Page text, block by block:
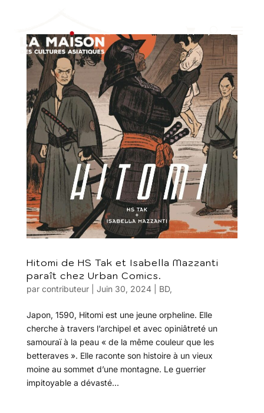
Hitomi de HS Tak et Isabella Mazzanti
paraît chez Urban Comics.
par contributeur| Juin 30, 2024| BD,
Japon, 1590, Hitomi est une jeune orpheline. Elle
cherche à travers l’archipel et avec opiniâtreté un
samouraï à la peau « de la même couleur que les
betteraves ». Elle raconte son histoire à un vieux
moine au sommet d’une montagne. Le guerrier
impitoyable a dévasté...